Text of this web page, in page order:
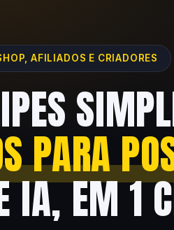
AFILIADOS E CRIADORES
PARA
IA, EM 1